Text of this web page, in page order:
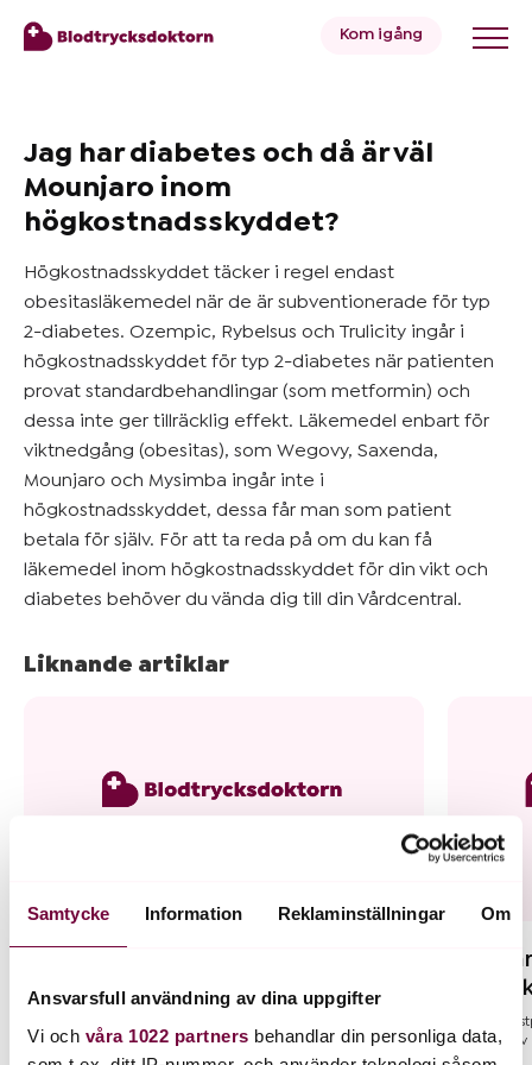
Samtycke Information Reklaminställningar Om
Ansvarsfull användning av dina uppgifter
Vi och våra 1022 partners behandlar din personliga data,
Blodtryck
Övervikt
Priser
Hälsa
&
Livsstil
Mer om
blodtryck
övervikt
Kom igång
Jag har diabetes och då är väl
Mounjaro inom
högkostnadsskyddet?
Högkostnadsskyddet täcker i regel endast
obesitasläkemedel när de är subventionerade för typ
2-diabetes. Ozempic, Rybelsus och Trulicity ingår i
högkostnadsskyddet för typ 2-diabetes när patienten
provat standardbehandlingar (som metformin) och
dessa inte ger tillräcklig effekt. Läkemedel enbart för
viktnedgång (obesitas), som Wegovy, Saxenda,
Mounjaro och Mysimba ingår inte i
högkostnadsskyddet, dessa får man som patient
betala för själv. För att ta reda på om du kan få
läkemedel inom högkostnadsskyddet för din vikt och
diabetes behöver du vända dig till din Vårdcentral.
Liknande artiklar
Aktuella avgifter för övervikt och obesitas: Kom igång: 0 kr
Kartlägg din hälsosituation och få bedömning och stöd från
din sjuksköterska […]
Jag
gå ert
Nej, vårt
du tar del av
för att […]